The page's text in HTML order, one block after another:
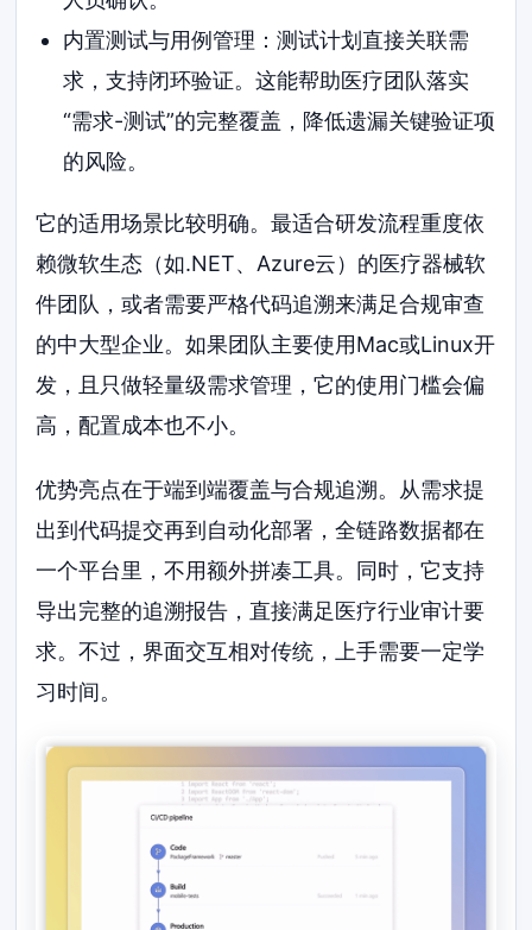
内置测试与用例管理：测试计划直接关联需
求，支持闭环验证。这能帮助医疗团队落实
“需求-测试”的完整覆盖，降低遗漏关键验证项
的风险。
它的适用场景比较明确。最适合研发流程重度依
赖微软生态（如.NET、Azure云）的医疗器械软
件团队，或者需要严格代码追溯来满足合规审查
的中大型企业。如果团队主要使用Mac或Linux开
发，且只做轻量级需求管理，它的使用门槛会偏
高，配置成本也不小。
优势亮点在于端到端覆盖与合规追溯。从需求提
出到代码提交再到自动化部署，全链路数据都在
一个平台里，不用额外拼凑工具。同时，它支持
导出完整的追溯报告，直接满足医疗行业审计要
求。不过，界面交互相对传统，上手需要一定学
习时间。